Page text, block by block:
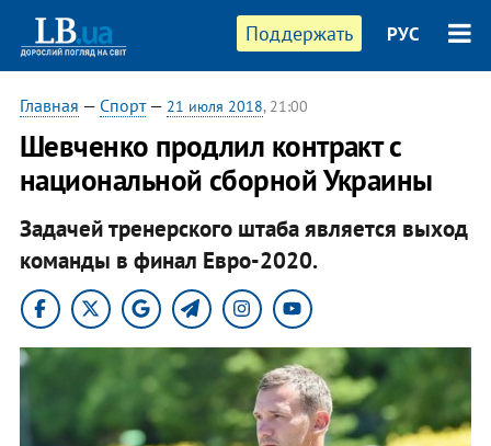
Поддержать РУС
Главная — Спорт— 21 июля 2018, 21:00
Шевченко продлил контракт с
национальной сборной Украины
Задачей тренерского штаба является выход
команды в финал Евро-2020.